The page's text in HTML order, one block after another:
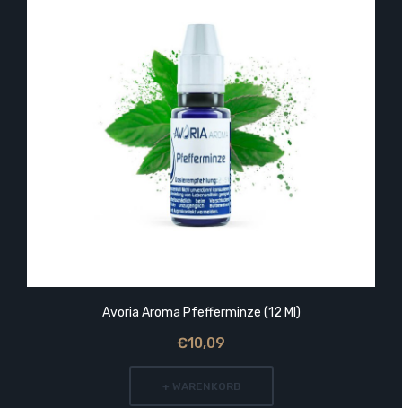
Avoria Aroma Pfefferminze (12 Ml)
€10,09
+ WARENKORB